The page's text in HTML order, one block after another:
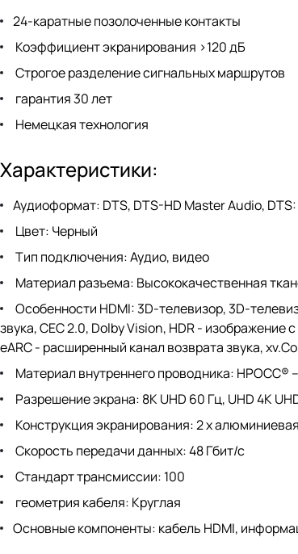
24-каратные позолоченные контакты
Коэффициент экранирования >120 дБ
Строгое разделение сигнальных маршрутов
гарантия 30 лет
Немецкая технология
Характеристики:
Аудиоформат: DTS, DTS-HD Master Audio,
Цвет: Черный
Тип подключения: Аудио, видео
Материал разъема: Высококачественная
Особенности HDMI: 3D-телевизор, 3D-
звука, CEC 2.0, Dolby Vision, HDR -
eARC - расширенный канал возврата звука,
Материал внутреннего проводника:
Разрешение экрана: 8K UHD 60 Гц, UHD 4K
Конструкция экранирования: 2 x
Скорость передачи данных: 48 Гбит/с
Стандарт трансмиссии: 100
геометрия кабеля: Круглая
Основные компоненты: кабель HDMI,